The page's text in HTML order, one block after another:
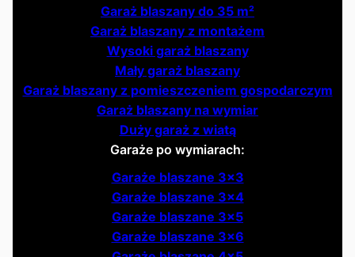
Garaż blaszany do 35 m²
Garaż blaszany z montażem
Wysoki garaż blaszany
Mały garaż blaszany
Garaż blaszany z pomieszczeniem gospodarczym
Garaż blaszany na wymiar
Duży garaż z wiatą
Garaże po wymiarach:
Garaże blaszane 3x3
Garaże blaszane 3x4
Garaże blaszane 3x5
Garaże blaszane 3x6